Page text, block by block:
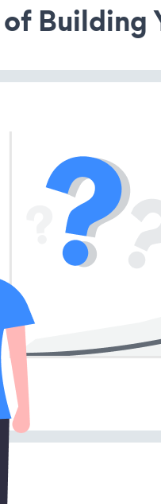
Building